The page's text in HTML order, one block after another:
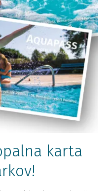
3000
karta